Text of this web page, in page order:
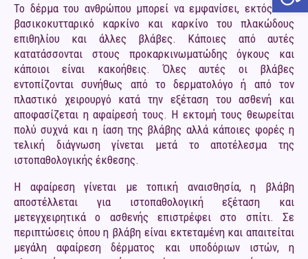
Το δέρμα του ανθρώπου μπορεί να εμφανίσει, εκτός από
βασικοκυτταρικό καρκίνο και καρκίνο του πλακώδους
επιθηλίου και άλλες βλάβες. Κάποιες από αυτές
κατατάσσονται στους προκαρκινωματώδης όγκους και
κάποιοι είναι κακοήθεις. Όλες αυτές οι βλάβες
εντοπίζονται συνήθως από το δερματολόγο ή από τον
πλαστικό χειρουργό κατά την εξέταση του ασθενή και
αποφασίζεται η αφαίρεσή τους. Η εκτομή τους θεωρείται
πολύ συχνά και η ίαση της βλάβης αλλά κάποιες φορές η
τελική διάγνωση γίνεται μετά το αποτέλεσμα της
ιστοπαθολογικής έκθεσης.
Η αφαίρεση γίνεται με τοπική αναισθησία, η βλάβη
αποστέλλεται για ιστοπαθολογική εξέταση και
μετεγχειρητικά ο ασθενής επιστρέφει στο σπίτι. Σε
περιπτώσεις όπου η βλάβη είναι εκτεταμένη και απαιτείται
μεγάλη αφαίρεση δέρματος και υποδόριων ιστών, η